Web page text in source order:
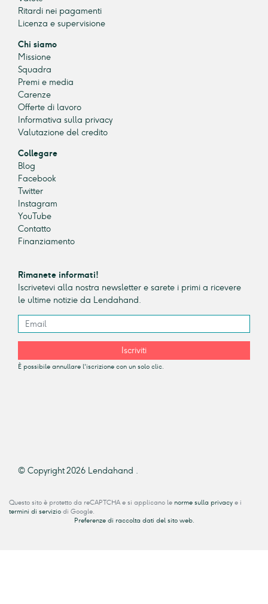
Ritardi nei pagamenti
Licenza e supervisione
Chi siamo
Missione
Squadra
Premi e media
Carenze
Offerte di lavoro
Informativa sulla privacy
Valutazione del credito
Collegare
Blog
Facebook
Twitter
Instagram
YouTube
Contatto
Finanziamento
Rimanete informati!
Iscrivetevi alla nostra newsletter e sarete i primi a ricevere
le ultime notizie da Lendahand.
Iscriviti
È possibile annullare l'iscrizione con un solo clic.
© Copyright 2026 Lendahand .
Questo sito è protetto da reCAPTCHA e si applicano le norme sulla privacy e i
termini di servizio di Google.
Preferenze di raccolta dati del sito web.